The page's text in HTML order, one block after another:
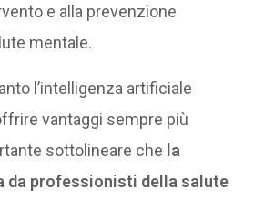
e alla prevenzione
mentale.
l’intelligenza artificiale
vantaggi sempre più
sottolineare che la
da professionisti della salute